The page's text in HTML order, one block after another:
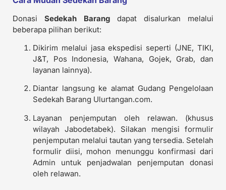
Donasi Sedekah Barang dapat disalurkan melalui
beberapa pilihan berikut:
Dikirim melalui jasa ekspedisi seperti (JNE, TIKI,
J&T, Pos Indonesia, Wahana, Gojek, Grab, dan
layanan lainnya).
Diantar langsung ke alamat Gudang Pengelolaan
Sedekah Barang Ulurtangan.com.
Layanan penjemputan oleh relawan. (khusus
wilayah Jabodetabek). Silakan mengisi formulir
penjemputan melalui tautan yang tersedia. Setelah
formulir diisi, mohon menunggu konfirmasi dari
Admin untuk penjadwalan penjemputan donasi
oleh relawan.